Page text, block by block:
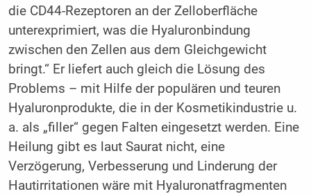
die CD44-Rezeptoren an der Zelloberfläche
unterexprimiert, was die Hyaluronbindung
zwischen den Zellen aus dem Gleichgewicht
bringt.“ Er liefert auch gleich die Lösung des
Problems – mit Hilfe der populären und teuren
Hyaluronprodukte, die in der Kosmetikindustrie u.
a. als „filler“ gegen Falten eingesetzt werden. Eine
Heilung gibt es laut Saurat nicht, eine
Verzögerung, Verbesserung und Linderung der
Hautirritationen wäre mit Hyaluronatfragmenten